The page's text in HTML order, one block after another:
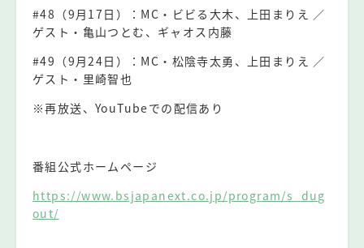
#48（9月17日）：MC・ビビる大木、上田まりえ ／
ゲスト・亀山つとむ、ギャオス内藤
#49（9月24日）：MC・松陰寺太勇、上田まりえ ／
ゲスト・里崎智也
※再放送、YouTubeでの配信あり
番組公式ホームページ
https://www.bsjapanext.co.jp/program/s_dug
out/